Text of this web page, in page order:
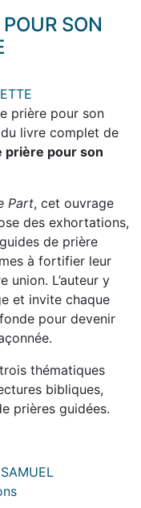
a
options
peuvent
être
choisies
page
du
produit
SON
prière pour son
livre complet de
prière pour son
Part, cet ouvrage
des exhortations,
de prière
à fortifier leur
union. L’auteur y
et invite chaque
pour devenir
thématiques
bibliques,
prières guidées.
Ce